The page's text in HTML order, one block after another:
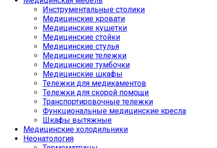
Инструментальные столики
Медицинские кровати
Медицинские кушетки
Медицинские стойки
Медицинские стулья
Медицинские тележки
Медицинские тумбочки
Медицинские шкафы
Тележки для медикаментов
Тележки для скорой помощи
Транспортировочные тележки
Функциональные медицинские кресла
Шкафы вытяжные
Медицинские холодильники
Неонатология